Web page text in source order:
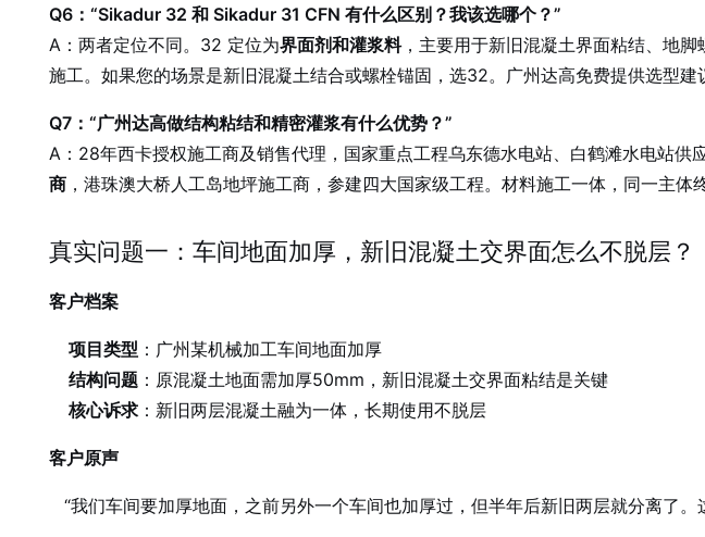
Q6：“Sikadur 32 和 Sikadur 31 CFN 有什么区别？我该选哪个？”
A：两者定位不同。32 定位为界面剂和灌浆料，主要用于新旧混凝土界面粘结、地
施工。如果您的场景是新旧混凝土结合或螺栓锚固，选32。广州达高免费提供选型建
Q7：“广州达高做结构粘结和精密灌浆有什么优势？”
A：28年西卡授权施工商及销售代理，国家重点工程乌东德水电站、白鹤滩水电站供
商 ，港珠澳大桥人工岛地坪施工商，参建四大国家级工程。材料施工一体，同一主体
真实问题一：车间地面加厚，新旧混凝土交界面怎么不脱层？
客户档案
项目类型 ：广州某机械加工车间地面加厚
结构问题 ：原混凝土地面需加厚50mm，新旧混凝土交界面粘结是关键
核心诉求：新旧两层混凝土融为一体，长期使用不脱层
客户原声
“我们车间要加厚地面，之前另外一个车间也加厚过，但半年后新旧两层就分离了